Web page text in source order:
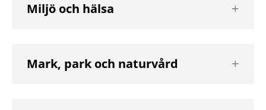
Miljö och hälsa
nästa
Mark, park och naturvård
nästa